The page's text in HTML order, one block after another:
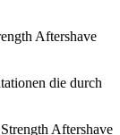
Aftershave
die durch
Aftershave